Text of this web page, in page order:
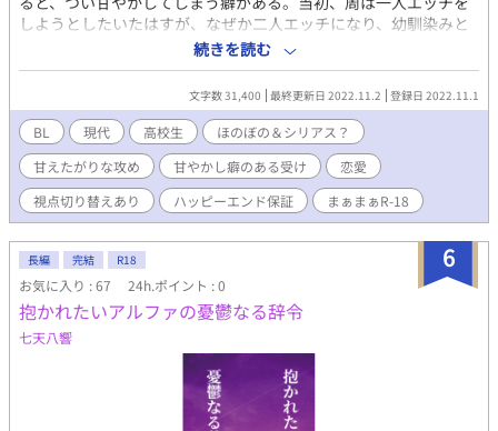
しようとしたいたはすが、なぜか二人エッチになり、幼馴染みと
しごきあう仲に。だが、隆志は周が好き過ぎて、しかも馬鹿。周
は周で兄貴分気取りだが、ネガティブ思考。お互い、なんでも知
っている仲だったはずなのに、少しずつズレが生じ、ある日、周
が隆志に激怒する事態に…
続きを読む
文字数 31,400 最終更新日 2022.11.2 登録日 2022.11.1
BL 現代 高校生
ほのぼの＆シリアス？
甘えたがりな攻め
甘やかし癖のある受け
恋愛
視点切り替えあり
ハッピーエンド保証 まぁまぁR-18
6
長編 完結 R18
お気に入り : 67 24h.ポイント : 0
抱かれたいアルファの憂鬱なる辞令
七天八響